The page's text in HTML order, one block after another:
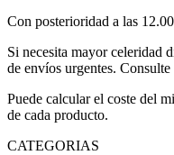
Con posterioridad a las
Si necesita mayor celeridad
de envíos urgentes.
Puede calcular el coste del
de cada producto.
CATEGORIAS